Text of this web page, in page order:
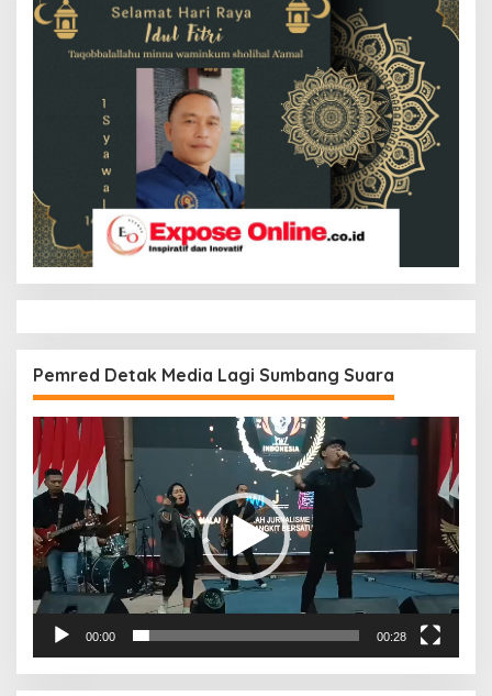
Pemred Detak Media Lagi Sumbang Suara
Pemutar
Video
00:00 00:28